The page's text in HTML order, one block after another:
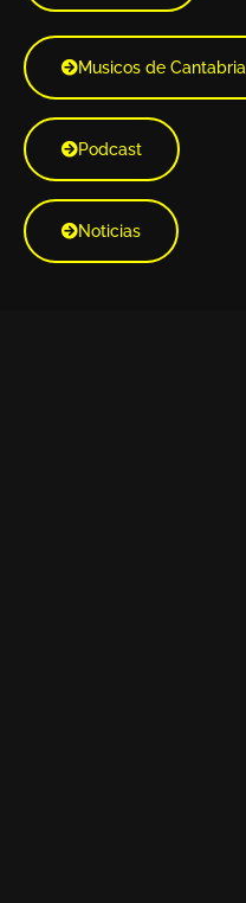
Musicos de Cantabria
Podcast
Noticias